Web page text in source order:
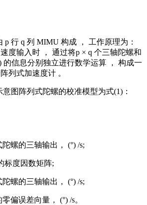
p 行 q 列 MIMU 构成 ， 工作原理为：
度输入时 ， 通过将p × q 个三轴陀螺和
的信息分别独立进行数学运算 ， 构成一
列式加速度计 。
图阵列式陀螺的校准模型为式(1)：
螺的三轴输出， (°) /s;
度因数矩阵;
螺的三轴输出， (°) /s;
偏误差向量， (°) /s。